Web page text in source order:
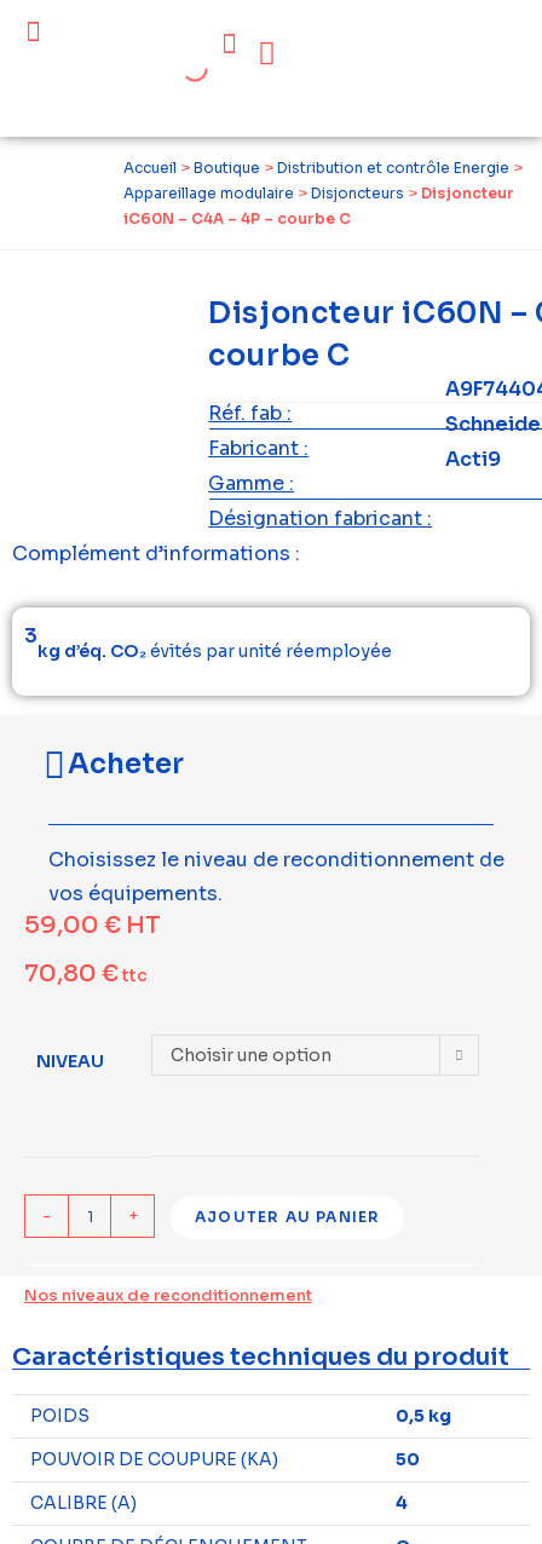
Accueil > Boutique > Distribution et contrôle Energie >
Appareillage modulaire > Disjoncteurs > Disjoncteur
iC60N – C4A – 4P – courbe C
Disjoncteur iC60N –
courbe C
Réf. fab :
Fabricant :
Gamme :
Acti9
Désignation fabricant :
Complément d’informations :
3
kg d’éq. CO₂évités par unité réemployée
Acheter
Choisissez le niveau de reconditionnement de
vos équipements.
59,00 € HT
70,80 €ttc
NIVEAU Choisir une option
- + AJOUTER AU PANIER
Nos niveaux de reconditionnement
Caractéristiques techniques du produit
POIDS
0,5 kg
POUVOIR DE COUPURE (KA)
50
CALIBRE (A)
4